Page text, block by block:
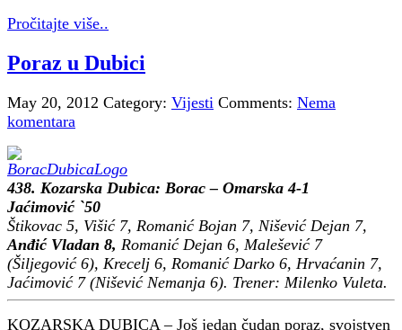
Pročitajte više..
Poraz u Dubici
May 20, 2012 Category: Vijesti Comments: Nema
komentara
438. Kozarska Dubica: Borac – Omarska 4-1
Jaćimović `50
Štikovac 5, Višić 7, Romanić Bojan 7, Nišević Dejan 7,
Anđić Vladan 8, Romanić Dejan 6, Malešević 7
(Šiljegović 6), Krecelj 6, Romanić Darko 6, Hrvaćanin 7,
Jaćimović 7 (Nišević Nemanja 6). Trener: Milenko Vuleta.
KOZARSKA DUBICA – Još jedan čudan poraz, svojstven